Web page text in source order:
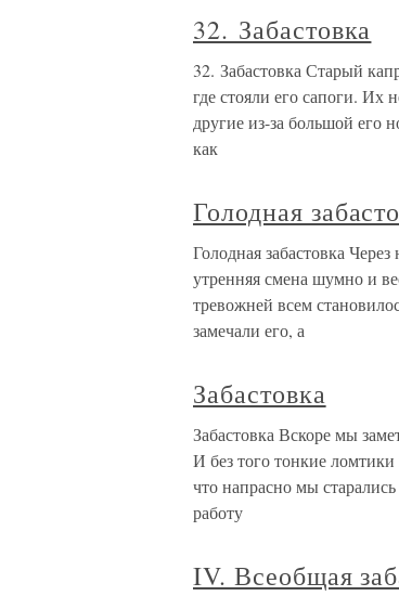
32. Забастовка
32. Забастовка Старый
где стояли его сапоги. Их
другие из-за большой его
как
Голодная
Голодная забастовка
утренняя смена шумно и
тревожней всем
замечали его, а
Забастовка
Забастовка Вскоре мы
И без того тонкие
что напрасно мы
работу
IV. Всеобщая